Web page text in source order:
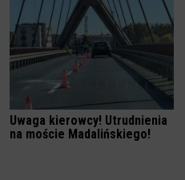
Uwaga kierowcy! Utrudnienia
na moście Madalińskiego!